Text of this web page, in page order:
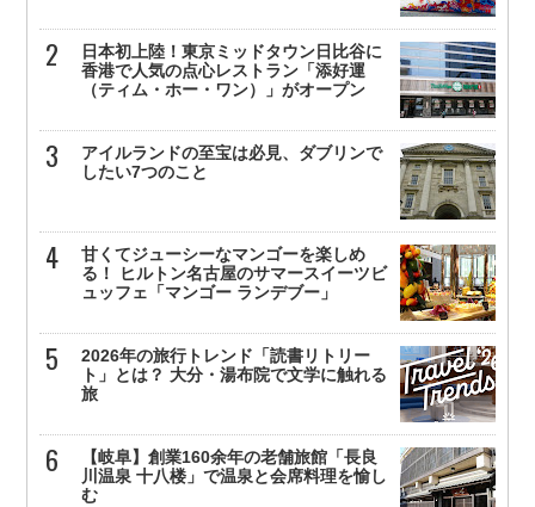
日本初上陸！東京ミッドタウン日比谷に
香港で人気の点心レストラン「添好運
（ティム・ホー・ワン）」がオープン
アイルランドの至宝は必見、ダブリンで
したい7つのこと
甘くてジューシーなマンゴーを楽しめ
る！ ヒルトン名古屋のサマースイーツビ
ュッフェ「マンゴー ランデブー」
2026年の旅行トレンド「読書リトリー
ト」とは？ 大分・湯布院で文学に触れる
旅
【岐阜】創業160余年の老舗旅館「長良
川温泉 十八楼」で温泉と会席料理を愉し
む